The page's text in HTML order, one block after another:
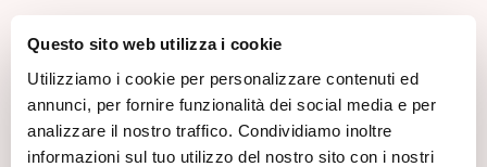
Questo sito web utilizza i cookie
Utilizziamo i cookie per personalizzare contenuti ed
annunci, per fornire funzionalità dei social media e per
analizzare il nostro traffico. Condividiamo inoltre
informazioni sul tuo utilizzo del nostro sito con i nostri